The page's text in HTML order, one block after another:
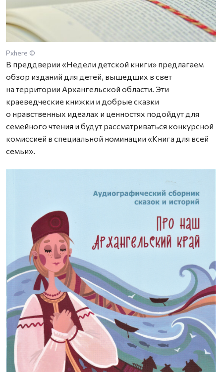
Pxhere ©
В преддверии «Недели детской книги» предлагаем
обзор изданий для детей, вышедших в свет
на территории Архангельской области. Эти
краеведческие книжки и добрые сказки
о нравственных идеалах и ценностях подойдут для
семейного чтения и будут рассматриваться конкурсной
комиссией в специальной номинации «Книга для всей
семьи».